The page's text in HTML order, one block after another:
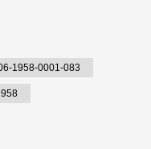
1958-0001-083